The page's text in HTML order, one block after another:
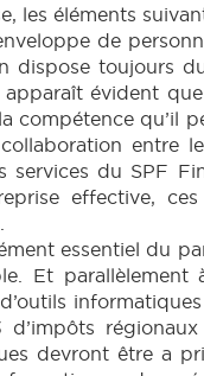
les éléments
de
dispose toujours
évident
compétence qu’il
entre
du SPF
effective,
essentiel du
Et
devront être a